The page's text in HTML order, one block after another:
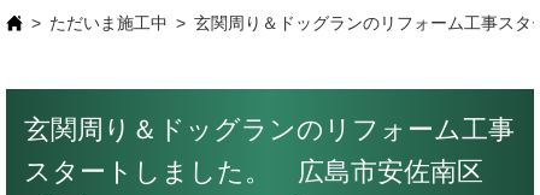
ただいま施工中 玄関周り＆ドッグランのリフォーム工事
玄関周り＆ドッグランのリフォーム工事
スタートしました。 広島市安佐南区